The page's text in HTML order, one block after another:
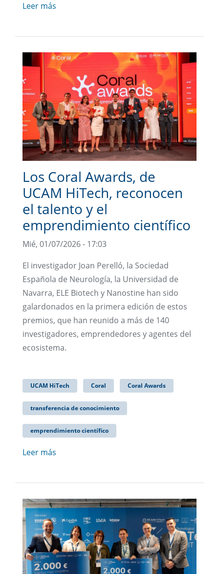
Leer más
Los Coral Awards, de
UCAM HiTech, reconocen
el talento y el
emprendimiento científico
Mié, 01/07/2026 - 17:03
El investigador Joan Perelló, la Sociedad
Española de Neurología, la Universidad de
Navarra, ELE Biotech y Nanostine han sido
galardonados en la primera edición de estos
premios, que han reunido a más de 140
investigadores, emprendedores y agentes del
ecosistema.
UCAM HiTech Coral Coral Awards
transferencia de conocimiento
emprendimiento científico
Leer más